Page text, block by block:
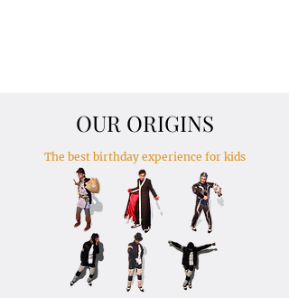
OUR ORIGINS
The best birthday experience for kids